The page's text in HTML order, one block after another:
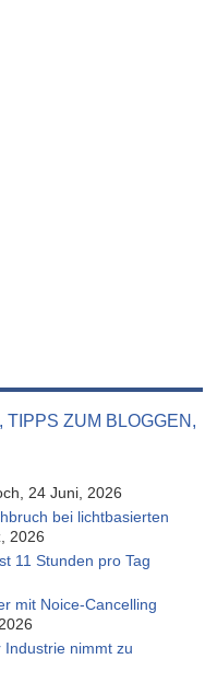
ZUM BLOGGEN,
24 Juni, 2026
bei lichtbasierten
2026
11 Stunden pro Tag
mit Noice-Cancelling
nimmt zu